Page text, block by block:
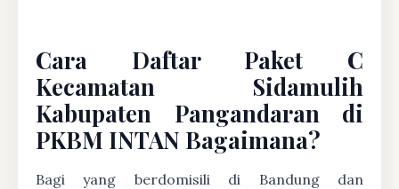
Cara Daftar Paket C
Kecamatan Sidamulih
Kabupaten Pangandaran di
PKBM INTAN Bagaimana?
Bagi yang berdomisili di Bandung dan